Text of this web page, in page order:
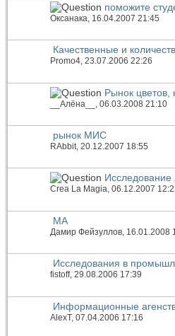
поможите
Оксанака , 16.04.2007 21:45
Качественные и
Promo4, 23.07.2006 22:26
Рынок
__Алёна__ , 06.03.2008 21:10
рынок МИС
RAbbit, 20.12.2007 18:55
Crea La Magia, 06.12.2007
МА
Дамир Фейзуллов, 16.01.2008
Исследования в
fistoff, 29.08.2006 17:39
Информационные
AlexT, 07.04.2006 17:16